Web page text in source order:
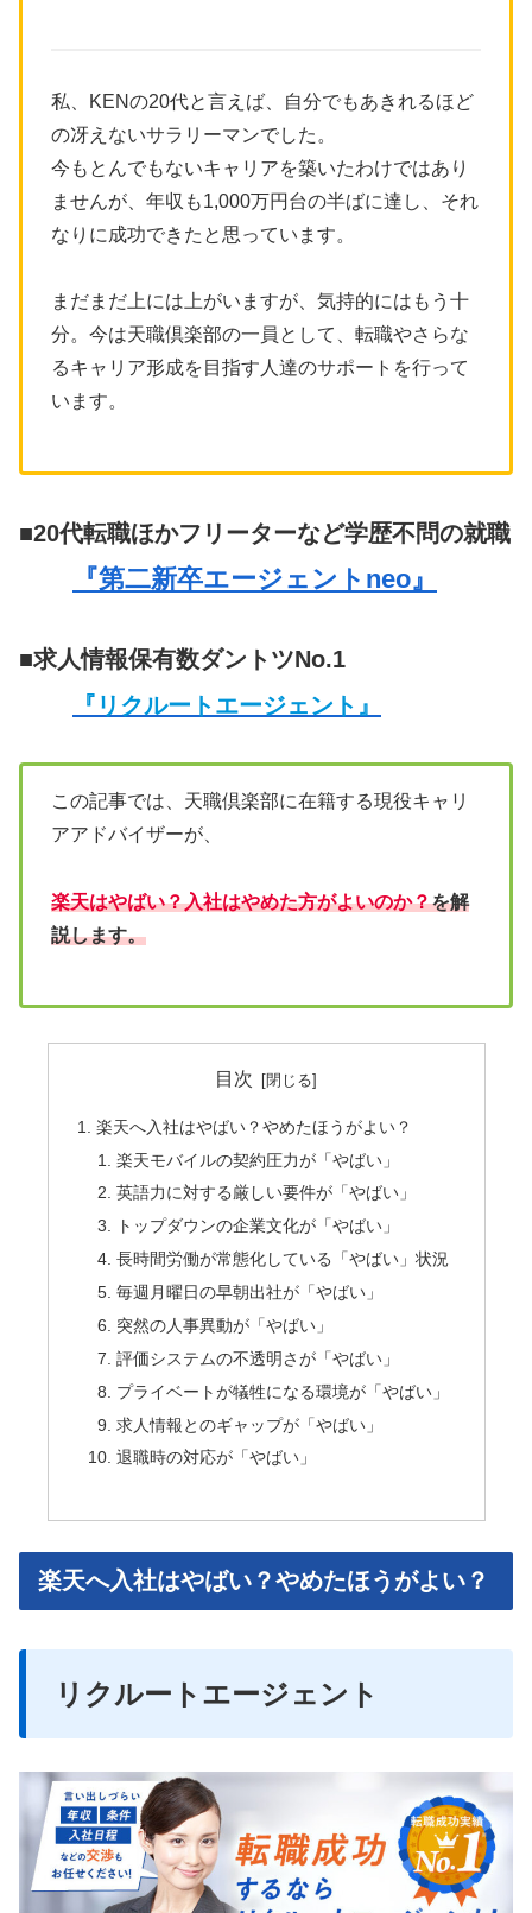
私、KENの20代と言えば、自分でもあきれるほど
の冴えないサラリーマンでした。
今もとんでもないキャリアを築いたわけではあり
ませんが、年収も1,000万円台の半ばに達し、それ
なりに成功できたと思っています。
まだまだ上には上がいますが、気持的にはもう十
分。今は天職倶楽部の一員として、転職やさらな
るキャリア形成を目指す人達のサポートを行って
います。
■20代転職ほかフリーターなど学歴不問の就職
『第二新卒エージェントneo』
■求人情報保有数ダントツNo.1
『リクルートエージェント』
この記事では、天職倶楽部に在籍する現役キャリ
アアドバイザーが、
楽天はやばい？入社はやめた方がよいのか？を解
説します。
目次
楽天へ入社はやばい？やめたほうがよい？
楽天モバイルの契約圧力が「やばい」
英語力に対する厳しい要件が「やばい」
トップダウンの企業文化が「やばい」
長時間労働が常態化している「やばい」状況
毎週月曜日の早朝出社が「やばい」
突然の人事異動が「やばい」
評価システムの不透明さが「やばい」
プライベートが犠牲になる環境が「やばい」
求人情報とのギャップが「やばい」
退職時の対応が「やばい」
楽天へ入社はやばい？やめたほうがよい？
リクルートエージェント